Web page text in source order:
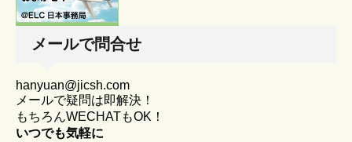
メールで問合せ
hanyuan@jicsh.com
メールで疑問は即解決！
もちろんWECHATもOK！
いつでも気軽に